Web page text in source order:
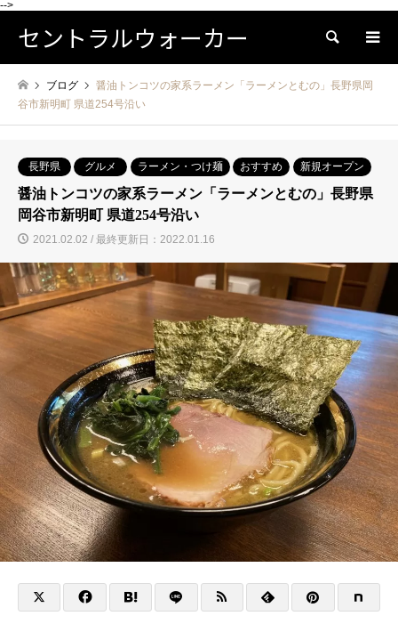
-->
セントラルウォーカー 検索
ブログ
醤油トンコツの家系ラーメン「ラーメンとむの」長野県岡
谷市新明町 県道254号沿い
長野県 グルメ ラーメン・つけ麺 おすすめ 新規オープン
醤油トンコツの家系ラーメン「ラーメンとむの」長野県
岡谷市新明町 県道254号沿い
2021.02.02 / 最終更新日：2022.01.16